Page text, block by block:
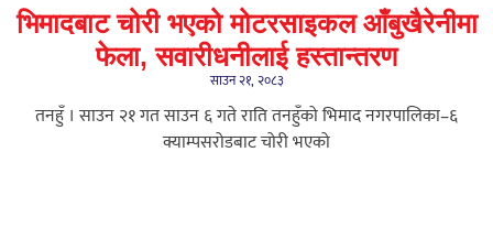
भिमादबाट चोरी भएको मोटरसाइकल आँबुखैरेनीमा
फेला, सवारीधनीलाई हस्तान्तरण
साउन २१, २०८३
तनहुँ । साउन २१ गत साउन ६ गते राति तनहुँको भिमाद नगरपालिका–६
क्याम्पसरोडबाट चोरी भएको